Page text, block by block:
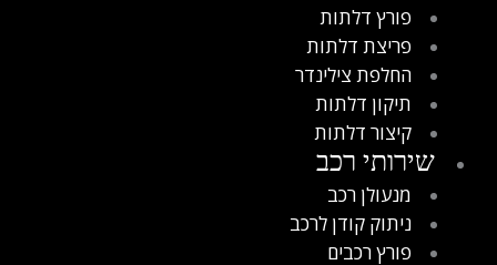
פורץ דלתות
פריצת דלתות
החלפת צילינדר
תיקון דלתות
קיצור דלתות
שירותי רכב
מנעולן רכב
ניתוק קודן לרכב
פורץ רכבים